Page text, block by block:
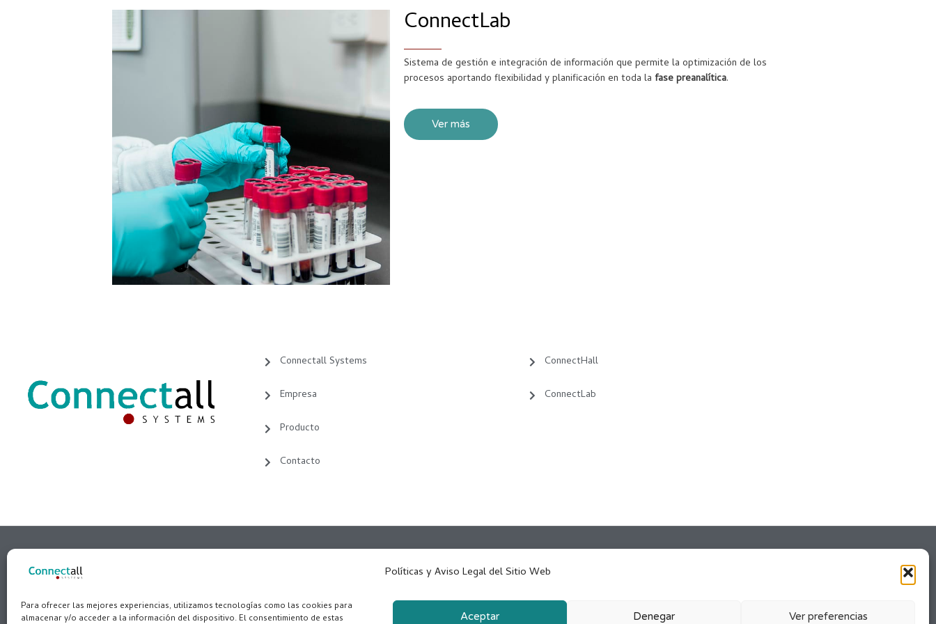
Políticas y Aviso Legal del Sitio Web
Para ofrecer las mejores experiencias, utilizamos tecnologías como las cookies para
almacenar y/o acceder a la información del dispositivo. El consentimiento de estas
Aceptar Denegar Ver preferencias
ConnectLab
Sistema de gestión e integración de información que permite la optimización de los
procesos aportando flexibilidad y planificación en toda la fase preanalítica.
Ver más
Connectall Systems
Empresa
Producto
Contacto
ConnectHall
ConnectLab
Copyright © 2026 | Powered by